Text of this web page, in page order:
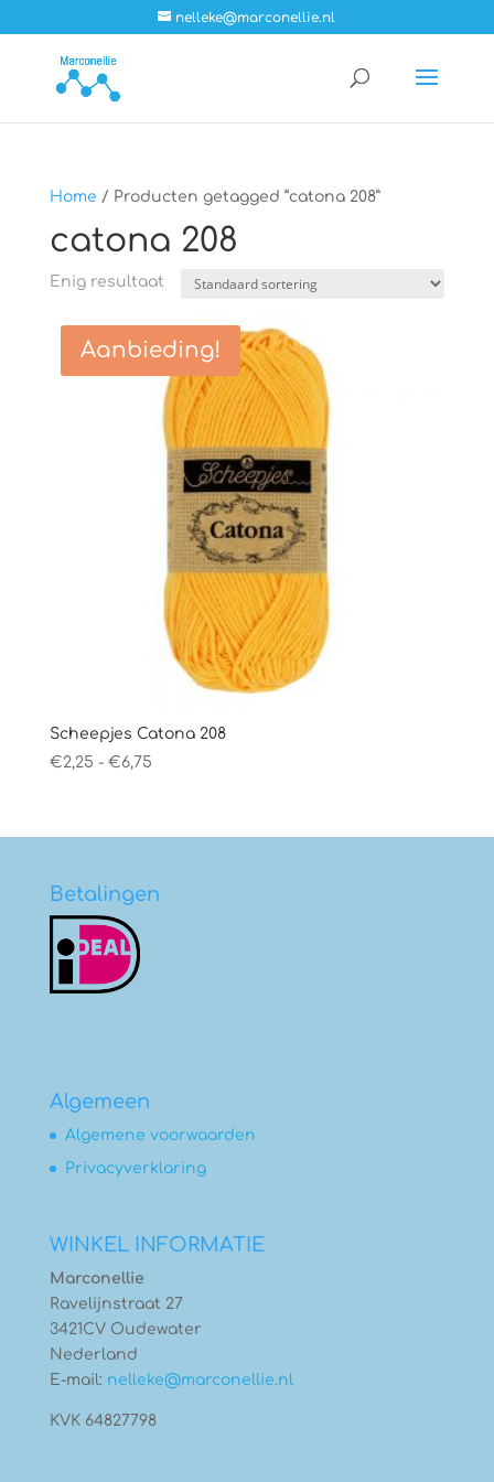
nelleke@marconellie.nl
Home / Producten getagged “catona 208”
catona 208
Enig resultaat
Aanbieding!
Scheepjes Catona 208
€2,25 - €6,75Prijsklasse:
€6,75
Betalingen
Algemeen
Algemene voorwaarden
Privacyverklaring
WINKEL INFORMATIE
Marconellie
Ravelijnstraat 27
3421CV Oudewater
Nederland
E-mail: nelleke@marconellie.nl
KVK 64827798